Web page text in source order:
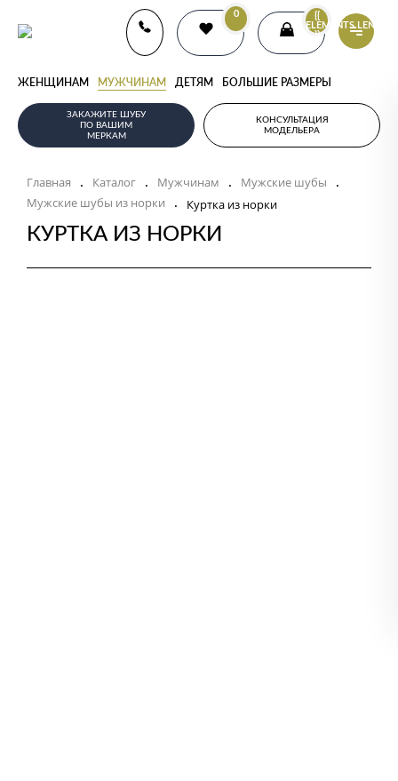
0
{{
ELEMENTS.LENGTH
}}
ЖЕНЩИНАМ МУЖЧИНАМ ДЕТЯМ БОЛЬШИЕ РАЗМЕРЫ
ЗАКАЖИТЕ ШУБУ
ПО ВАШИМ
МЕРКАМ
КОНСУЛЬТАЦИЯ
МОДЕЛЬЕРА
Главная . Каталог . Мужчинам . Мужские шубы .
Мужские шубы из норки . Куртка из норки
КУРТКА ИЗ НОРКИ